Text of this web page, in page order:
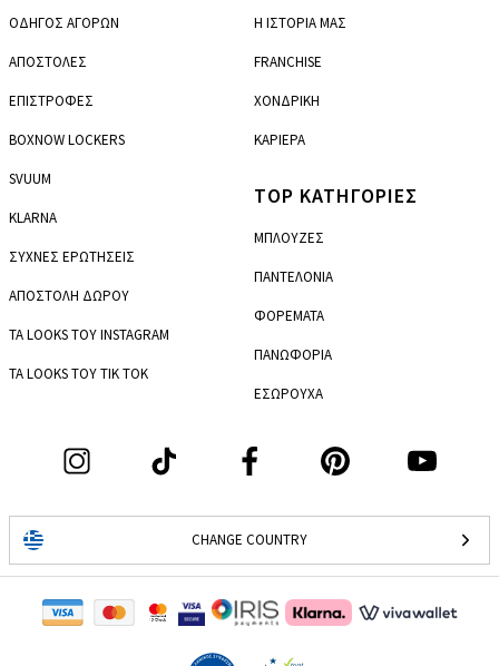
ΟΔΗΓΟΣ ΑΓΟΡΩΝ
ΑΠΟΣΤΟΛΕΣ
ΕΠΙΣΤΡΟΦΕΣ
BOXNOW LOCKERS
SVUUM
KLARNA
ΣΥΧΝΕΣ ΕΡΩΤΗΣΕΙΣ
ΑΠΟΣΤΟΛΗ ΔΩΡΟΥ
ΤΑ LOOKS ΤΟΥ INSTAGRAM
ΤΑ LOOKS ΤΟΥ TIK TOK
Η ΙΣΤΟΡΙΑ ΜΑΣ
FRANCHISE
ΧΟΝΔΡΙΚΗ
ΚΑΡΙΕΡΑ
CHANGE COUNTRY
TOP ΚΑΤΗΓΟΡΙΕΣ
ΜΠΛΟΥΖΕΣ
ΠΑΝΤΕΛΟΝΙΑ
ΦΟΡΕΜΑΤΑ
ΠΑΝΩΦΟΡΙΑ
ΕΣΩΡΟΥΧΑ